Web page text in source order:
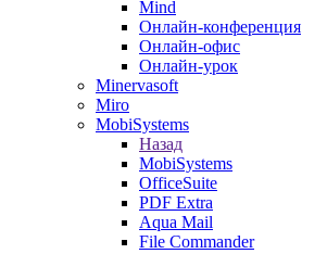
Mind
Онлайн-конференция
Онлайн-офис
Онлайн-урок
Minervasoft
Miro
MobiSystems
Назад
MobiSystems
OfficeSuite
PDF Extra
Aqua Mail
File Commander